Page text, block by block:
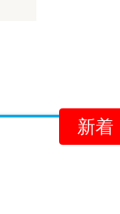
新着